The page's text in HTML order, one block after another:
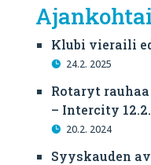
Klubi vieraili
24.2. 2025
Rotaryt
– Intercity 12.2.
20.2. 2024
Syyskauden